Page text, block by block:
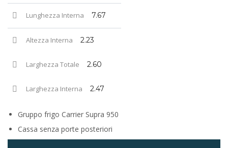
Lunghezza Interna 7.67
Altezza Interna 2.23
Larghezza Totale 2.60
Larghezza Interna 2.47
Gruppo frigo Carrier Supra 950
Cassa senza porte posteriori